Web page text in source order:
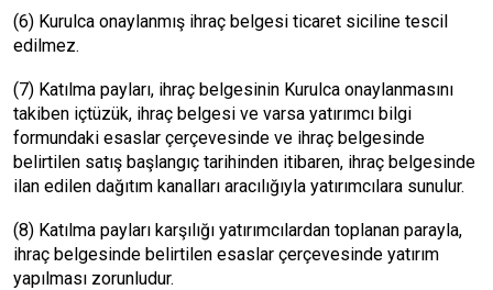
(6) Kurulca onaylanmış ihraç belgesi ticaret siciline tescil
edilmez.
(7) Katılma payları, ihraç belgesinin Kurulca onaylanmasını
takiben içtüzük, ihraç belgesi ve varsa yatırımcı bilgi
formundaki esaslar çerçevesinde ve ihraç belgesinde
belirtilen satış başlangıç tarihinden itibaren, ihraç belgesinde
ilan edilen dağıtım kanalları aracılığıyla yatırımcılara sunulur.
(8) Katılma payları karşılığı yatırımcılardan toplanan parayla,
ihraç belgesinde belirtilen esaslar çerçevesinde yatırım
yapılması zorunludur.